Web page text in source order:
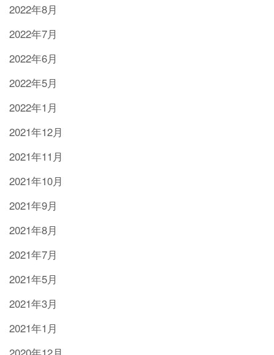
2022年8月
2022年7月
2022年6月
2022年5月
2022年1月
2021年12月
2021年11月
2021年10月
2021年9月
2021年8月
2021年7月
2021年5月
2021年3月
2021年1月
2020年12月